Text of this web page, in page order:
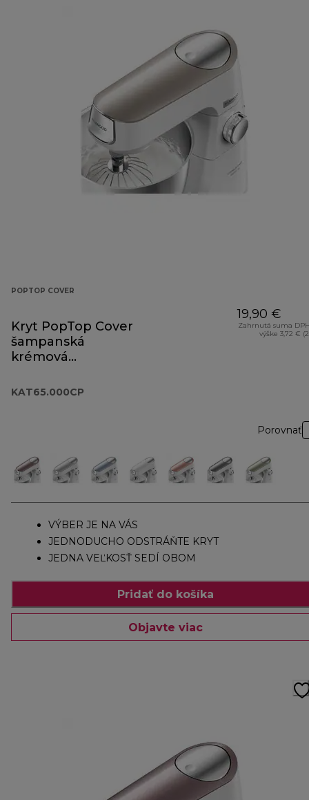
POPTOP COVER
Kryt PopTop Cover
šampanská
krémová
KAT65.000CP
19,90 €
Zahrnutá suma
výške 3,72 €
Porovnať
VÝBER JE NA VÁS
JEDNODUCHO ODSTRÁŇTE KRYT
JEDNA VEĽKOSŤ SEDÍ OBOM
Pridať do košíka
Objavte viac